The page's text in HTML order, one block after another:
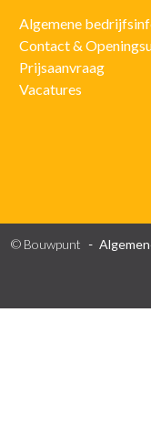
Algemene
Contact &
Prijsaanvraag
Vacatures
© Bouwpunt